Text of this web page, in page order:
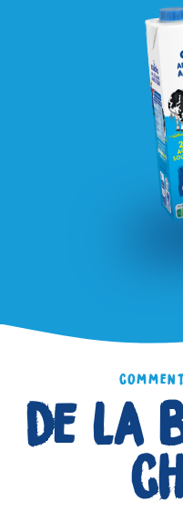
de la